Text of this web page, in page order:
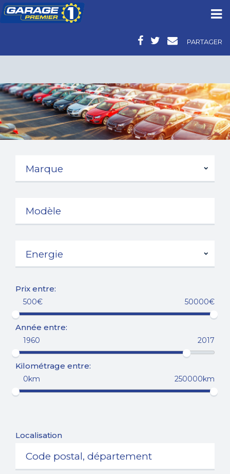
PARTAGER
Prix entre:
500€ 50000€
Année entre:
1960 2017
Kilométrage entre:
0km 250000km
Localisation